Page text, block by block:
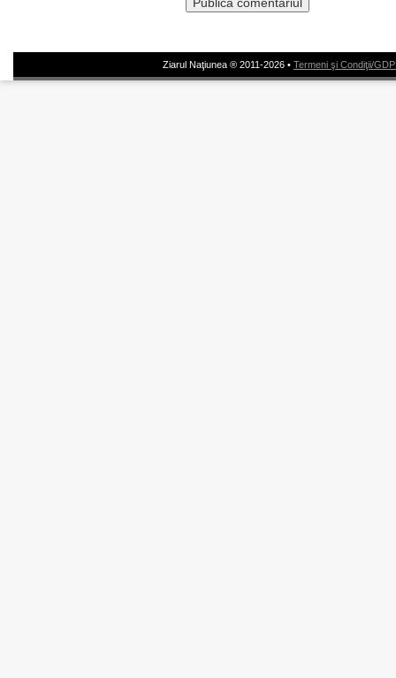
Ziarul Naţiunea ® 2011-2026 • Termeni şi Condiţii/